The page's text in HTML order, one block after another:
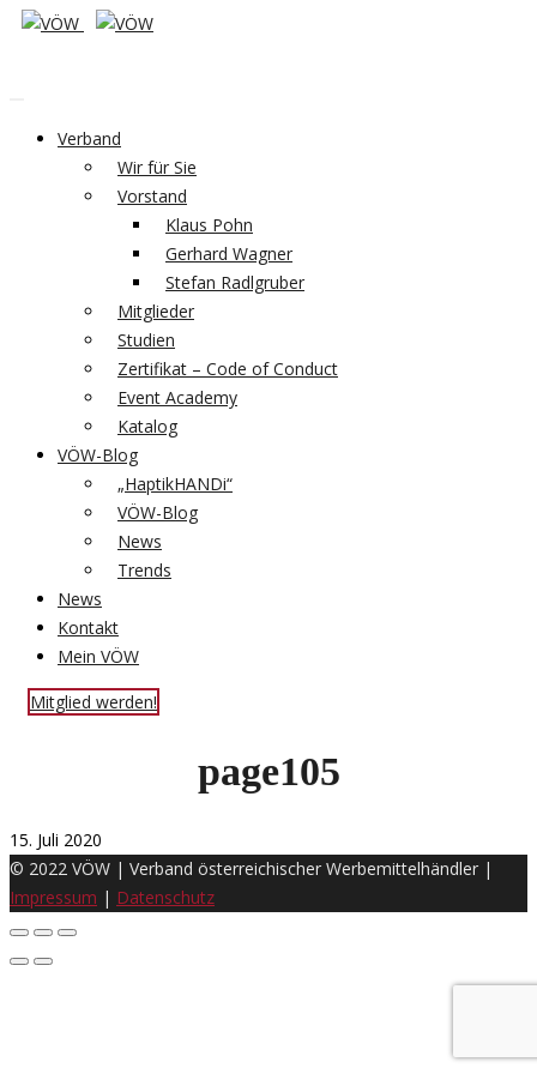
Verband
Wir für Sie
Vorstand
Klaus Pohn
Gerhard Wagner
Stefan Radlgruber
Mitglieder
Studien
Zertifikat – Code of Conduct
Event Academy
Katalog
VÖW-Blog
„HaptikHANDi“
VÖW-Blog
News
Trends
News
Kontakt
Mein VÖW
Mitglied werden!
page105
15. Juli 2020
© 2022 VÖW | Verband österreichischer Werbemittelhändler |
Impressum | Datenschutz